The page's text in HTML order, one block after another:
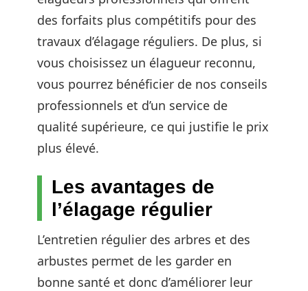
des forfaits plus compétitifs pour des
travaux d’élagage réguliers. De plus, si
vous choisissez un élagueur reconnu,
vous pourrez bénéficier de nos conseils
professionnels et d’un service de
qualité supérieure, ce qui justifie le prix
plus élevé.
Les avantages de
l’élagage régulier
L’entretien régulier des arbres et des
arbustes permet de les garder en
bonne santé et donc d’améliorer leur